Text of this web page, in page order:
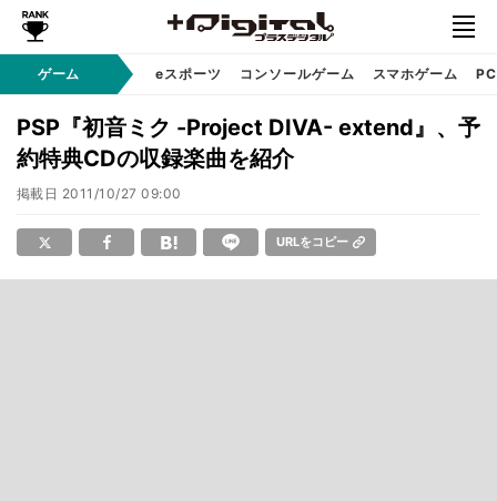
ゲーム eスポーツ コンソールゲーム スマホゲーム
PSP『初音ミク -Project DIVA- extend』、予
約特典CDの収録楽曲を紹介
掲載日 2011/10/27 09:00
URLをコピー